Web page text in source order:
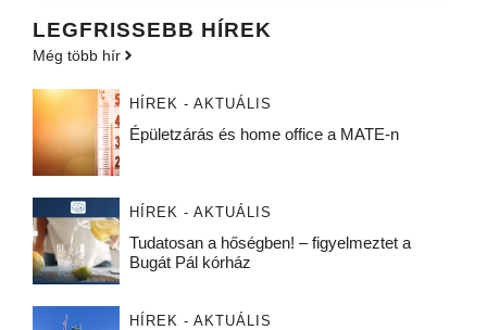
LEGFRISSEBB HÍREK
Még több hír
HÍREK - AKTUÁLIS
Épületzárás és home office a MATE-n
HÍREK - AKTUÁLIS
Tudatosan a hőségben! – figyelmeztet a
Bugát Pál kórház
HÍREK - AKTUÁLIS